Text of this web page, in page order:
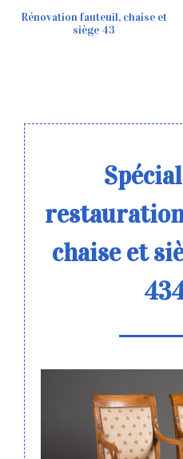
Rénovation fauteuil, chaise et
siège 43
chaise et